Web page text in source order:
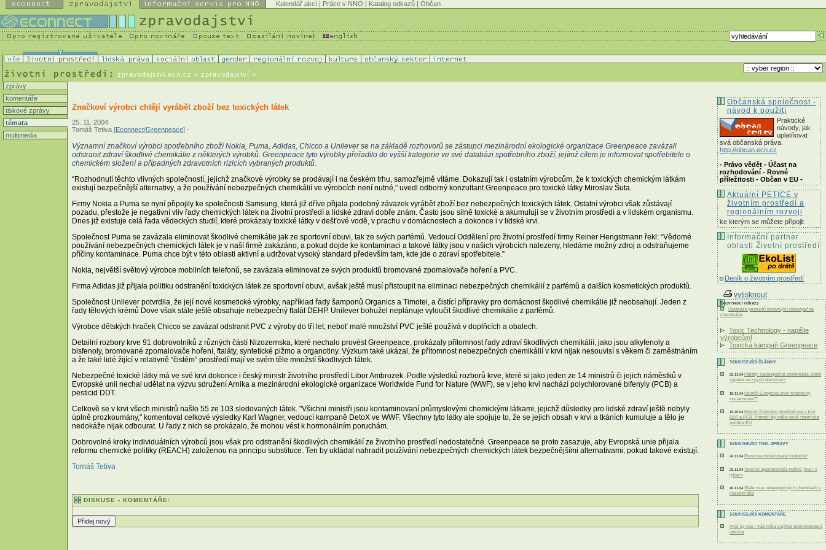
Kalendář akcí | Práce v NNO | Katalog odkazů | Občan
zpravodajstvi.ecn.cz > zpravodajství >
zprávy
komentáře
tiskové zprávy
témata
multimedia
Značkoví výrobci chtějí vyrábět zboží bez toxických látek
25. 11. 2004
Tomáš Tetiva [Econnect/Greenpeace] -
Významní značkoví výrobci spotřebního zboží Nokia, Puma, Adidas, Chicco a Unilever se na základě rozhovorů se zástupci mezinárodní ekologické organizace Greenpeace zavázali
odstranit zdraví škodlivé chemikálie z některých výrobků. Greenpeace tyto výrobky přeřadilo do vyšší kategorie ve své databázi spotřebního zboží, jejímž cílem je informovat spotřebitele o
chemickém složení a případných zdravotních rizicích vybraných produktů.
“Rozhodnutí těchto vlivných společností, jejichž značkové výrobky se prodávají i na českém trhu, samozřejmě vítáme. Dokazují tak i ostatním výrobcům, že k toxických chemickým látkám
existují bezpečnější alternativy, a že používání nebezpečných chemikálií ve výrobcích není nutné,” uvedl odborný konzultant Greenpeace pro toxické látky Miroslav Šuta.
Firmy Nokia a Puma se nyní připojily ke společnosti Samsung, která již dříve přijala podobný závazek vyrábět zboží bez nebezpečných toxických látek. Ostatní výrobci však zůstávají
pozadu, přestože je negativní vliv řady chemických látek na životní prostředí a lidské zdraví dobře znám. Často jsou silně toxické a akumulují se v životním prostředí a v lidském organismu.
Dnes již existuje celá řada vědeckých studií, které prokázaly toxické látky v dešťové vodě, v prachu v domácnostech a dokonce i v lidské krvi.
Společnost Puma se zavázala eliminovat škodlivé chemikálie jak ze sportovní obuvi, tak ze svých parfémů. Vedoucí Oddělení pro životní prostředí firmy Reiner Hengstmann řekl: “Vědomé
používání nebezpečných chemických látek je v naší firmě zakázáno, a pokud dojde ke kontaminaci a takové látky jsou v našich výrobcích nalezeny, hledáme možný zdroj a odstraňujeme
příčiny kontaminace. Puma chce být v této oblasti aktivní a udržovat vysoký standard především tam, kde jde o zdraví spotřebitele.”
Nokia, největší světový výrobce mobilních telefonů, se zavázala eliminovat ze svých produktů bromované zpomalovače hoření a PVC.
Firma Adidas již přijala politiku odstranění toxických látek ze sportovní obuvi, avšak ještě musí přistoupit na eliminaci nebezpečných chemikálií z parfémů a dalších kosmetických produktů.
Společnost Unilever potvrdila, že její nové kosmetické výrobky, například řady šamponů Organics a Timotei, a čistící přípravky pro domácnost škodlivé chemikálie již neobsahují. Jeden z
řady tělových krémů Dove však stále ještě obsahuje nebezpečný ftalát DEHP. Unilever bohužel neplánuje vyloučit škodlivé chemikálie z parfémů.
Výrobce dětských hraček Chicco se zavázal odstranit PVC z výroby do tří let, neboť malé množství PVC ještě používá v doplňcích a obalech.
Detailní rozbory krve 91 dobrovolníků z různých částí Nizozemska, které nechalo provést Greenpeace, prokázaly přítomnost řady zdraví škodlivých chemikálií, jako jsou alkyfenoly a
bisfenoly, bromované zpomalovače hoření, ftaláty, syntetické pižmo a organotiny. Výzkum také ukázal, že přítomnost nebezpečných chemikálií v krvi nijak nesouvisí s věkem či zaměstnáním
a že také lidé žijící v relativně “čistém” prostředí mají ve svém těle množstí škodlivých látek.
Nebezpečné toxické látky má ve své krvi dokonce i český ministr životního prostředí Libor Ambrozek. Podle výsledků rozborů krve, které si jako jeden ze 14 ministrů či jejich náměstků v
Evropské unii nechal udělat na výzvu sdružení Arnika a mezinárodní ekologické organizace Worldwide Fund for Nature (WWF), se v jeho krvi nachází polychlorované bifenyly (PCB) a
pesticid DDT.
Celkově se v krvi všech ministrů našlo 55 ze 103 sledovaných látek. "Všichni ministři jsou kontaminovaní průmyslovými chemickými látkami, jejichž důsledky pro lidské zdraví ještě nebyly
úplně prozkoumány," komentoval celkové výsledky Karl Wagner, vedoucí kampaně DetoX ve WWF. Všechny tyto látky ale spojuje to, že se jejich obsah v krvi a tkáních kumuluje a tělo je
nedokáže nijak odbourat. U řady z nich se prokázalo, že mohou vést k hormonálním poruchám.
Dobrovolné kroky individuálních výrobců jsou však pro odstranění škodlivých chemikálií ze životního prostředí nedostatečné. Greenpeace se proto zasazuje, aby Evropská unie přijala
reformu chemické politiky (REACH) založenou na principu substituce. Ten by ukládal nahradit používání nebezpečných chemických látek bezpečnějšími alternativami, pokud takové existují.
Tomáš Tetiva
DISKUSE - KOMENTÁŘE:
Občanská společnost -
návod k použití
Praktické
návody, jak
uplatňovat
svá občanská práva.
http://obcan.ecn.cz
- Právo vědět - Účast na
rozhodování - Rovné
příležitosti - Občan v EU -
Aktuální PETICE v
životním prostředí a
regionálním rozvoji
ke kterým se můžete připojit
Informační partner
oblasti Životní prostředí
Deník o životním prostředí
vytisknout
Související odkazy
Databáze produktů obsahující nebezpečné
chemikálie
Toxic Technology - napište
výrobcům!
Toxická kampaň Greenpeace
SOUVISEJÍCÍ ČLÁNKY
22.11.04 Ftaláty: Nebezpečné chemikálie, které
najdete ve svých domovech
18.11.04 Ukončí Evropská unie “chemický
socialismus”?
19.10.04 Ministr životního prostředí má v krvi
DDT a PCB. Pomoci by měla nová chemická
politika EU
SOUVISEJÍCÍ TISK. ZPRÁVY
24.11.04 Pozor na osvěžovače vzduchu!
23.11.04 Toxické zpomalovače hoření jíme i v
rybách
16.11.04 Stále více nebezpečných chemikálií v
lidském těle
SOUVISEJÍCÍ KOMENTÁŘE
Proč by nás i Vás měla zajímat Stockholmská
úmluva